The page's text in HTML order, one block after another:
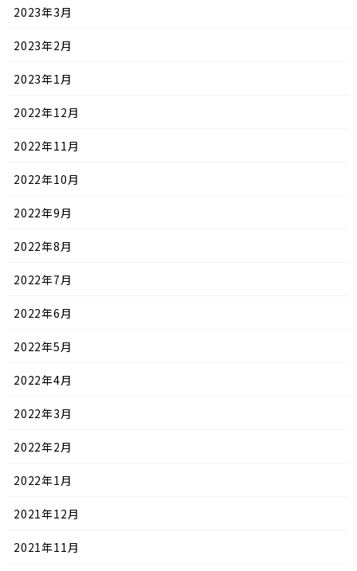
2023年3月
2023年2月
2023年1月
2022年12月
2022年11月
2022年10月
2022年9月
2022年8月
2022年7月
2022年6月
2022年5月
2022年4月
2022年3月
2022年2月
2022年1月
2021年12月
2021年11月